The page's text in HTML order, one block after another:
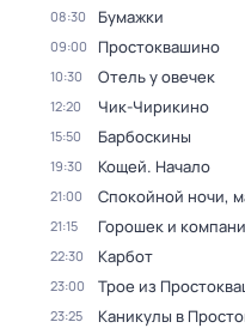
08:30 Бумажки
09:00 Простоквашино
10:30 Отель у овечек
12:20 Чик-Чирикино
15:50 Барбоскины
19:30 Кощей. Начало
21:00 Спокойной ночи,
21:15 Горошек и
22:30 Карбот
23:00 Трое из
23:25 Каникулы в